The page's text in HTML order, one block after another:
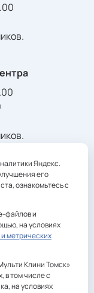
данных ООО
Клиник Томск»
Яндекс.
его
ознакомьтесь с
файлов и
на условиях
метрических
Клини Томск»
в том числе с
на условиях